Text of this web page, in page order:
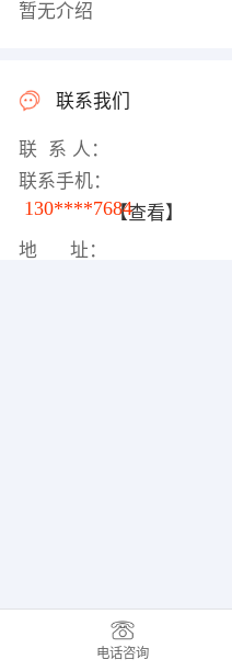
暂无介绍
联系我们
联 系 人：
联系手机：
130****7684【查看】
地 址：
电话咨询